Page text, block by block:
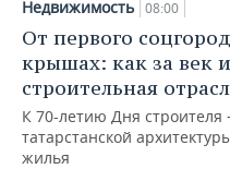
ФИГУРНОЕ КАТАНИЕ
ВОДНЫЕ ВИДЫ
ХОККЕЙ С МЯЧОМ
МЕДИЦИНА
ОБРАЗОВАНИЕ
ПРОИСШЕСТВИЯ
Недвижимость 08:00
От первого
крышах: как за век
строительная
К 70-летию Дня
татарстанской
жилья